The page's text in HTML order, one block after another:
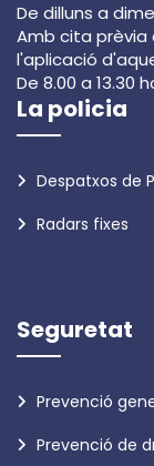
De dilluns a
Amb cita prèvia
l'aplicació
De 8.00 a 13.30
La policia
Despatxos de
Radars fixes
Seguretat
Prevenció
Prevenció de